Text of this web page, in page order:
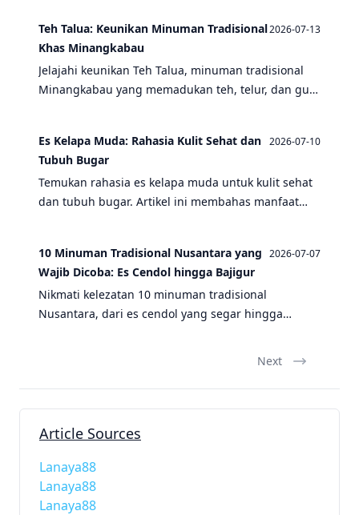
artikel ini.
Teh Talua: Keunikan Minuman Tradisional
Khas Minangkabau
2026-07-13
Jelajahi keunikan Teh Talua, minuman tradisional
Minangkabau yang memadukan teh, telur, dan gula
Es Kelapa Muda: Rahasia Kulit Sehat dan
Tubuh Bugar
2026-07-10
Temukan rahasia es kelapa muda untuk kulit sehat
dan tubuh bugar. Artikel ini membahas manfaat
10 Minuman Tradisional Nusantara yang
Wajib Dicoba: Es Cendol hingga Bajigur
2026-07-07
Nikmati kelezatan 10 minuman tradisional
Nusantara, dari es cendol yang segar hingga
Next
Article Sources
Lanaya88
Lanaya88
Lanaya88